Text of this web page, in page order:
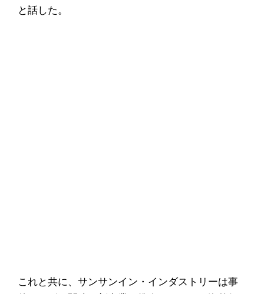
と話した。
これと共に、サンサンイン・インダストリーは事